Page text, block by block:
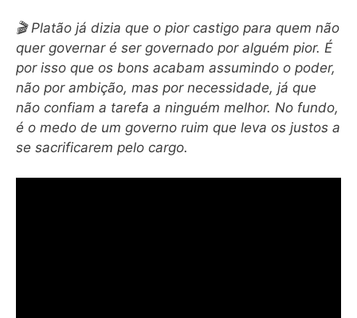
🎬 Platão já dizia que o pior castigo para quem não
quer governar é ser governado por alguém pior. É
por isso que os bons acabam assumindo o poder,
não por ambição, mas por necessidade, já que
não confiam a tarefa a ninguém melhor. No fundo,
é o medo de um governo ruim que leva os justos a
se sacrificarem pelo cargo.